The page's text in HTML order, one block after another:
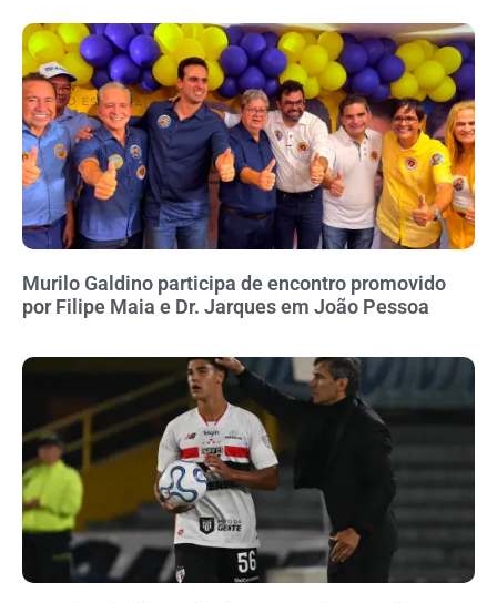
Murilo Galdino participa de encontro promovido
por Filipe Maia e Dr. Jarques em João Pessoa